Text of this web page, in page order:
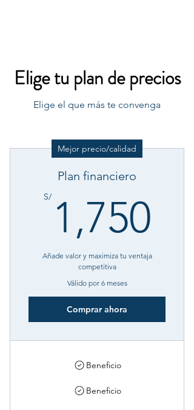
Elige tu plan de precios
Elige el que más te convenga
Mejor precio/calidad
Plan financiero
S/ 1,750
Añade valor y maximiza tu ventaja
competitiva
Válido por 6 meses
Comprar ahora
Beneficio
Beneficio